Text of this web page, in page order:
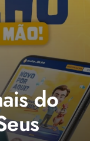
do